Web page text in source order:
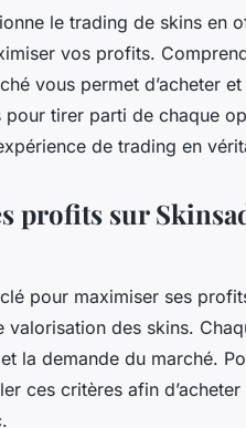
vos
le trading de skins en
vos profits.
vous permet d’acheter
pour tirer parti de chaque
de trading en
profits sur
pour maximiser ses
valorisation des skins.
la demande du marché.
ces critères afin